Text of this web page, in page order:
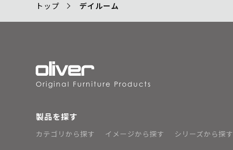
トップ デイルーム
Original Furniture Products
製品を探す
カテゴリから探す イメージから探す シリーズから探す